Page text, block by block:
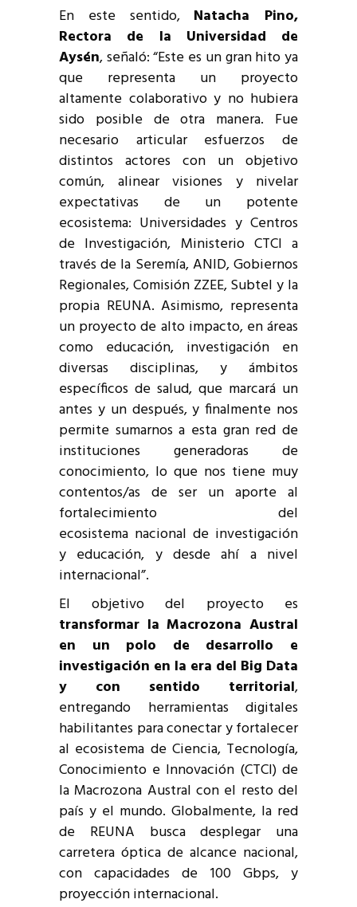
En este sentido, Natacha Pino,
Rectora de la Universidad de
Aysén, señaló: “Este es un gran hito ya
que representa un proyecto
altamente colaborativo y no hubiera
sido posible de otra manera. Fue
necesario articular esfuerzos de
distintos actores con un objetivo
común, alinear visiones y nivelar
expectativas de un potente
ecosistema: Universidades y Centros
de Investigación, Ministerio CTCI a
través de la Seremía, ANID, Gobiernos
Regionales, Comisión ZZEE, Subtel y la
propia REUNA. Asimismo, representa
un proyecto de alto impacto, en áreas
como educación, investigación en
diversas disciplinas, y ámbitos
específicos de salud, que marcará un
antes y un después, y finalmente nos
permite sumarnos a esta gran red de
instituciones generadoras de
conocimiento, lo que nos tiene muy
contentos/as de ser un aporte al
fortalecimiento del
ecosistema nacional de investigación
y educación, y desde ahí a nivel
internacional”.
El objetivo del proyecto es
transformar la Macrozona Austral
en un polo de desarrollo e
investigación en la era del Big Data
y con sentido territorial,
entregando herramientas digitales
habilitantes para conectar y fortalecer
al ecosistema de Ciencia, Tecnología,
Conocimiento e Innovación (CTCI) de
la Macrozona Austral con el resto del
país y el mundo. Globalmente, la red
de REUNA busca desplegar una
carretera óptica de alcance nacional,
con capacidades de 100 Gbps, y
proyección internacional.